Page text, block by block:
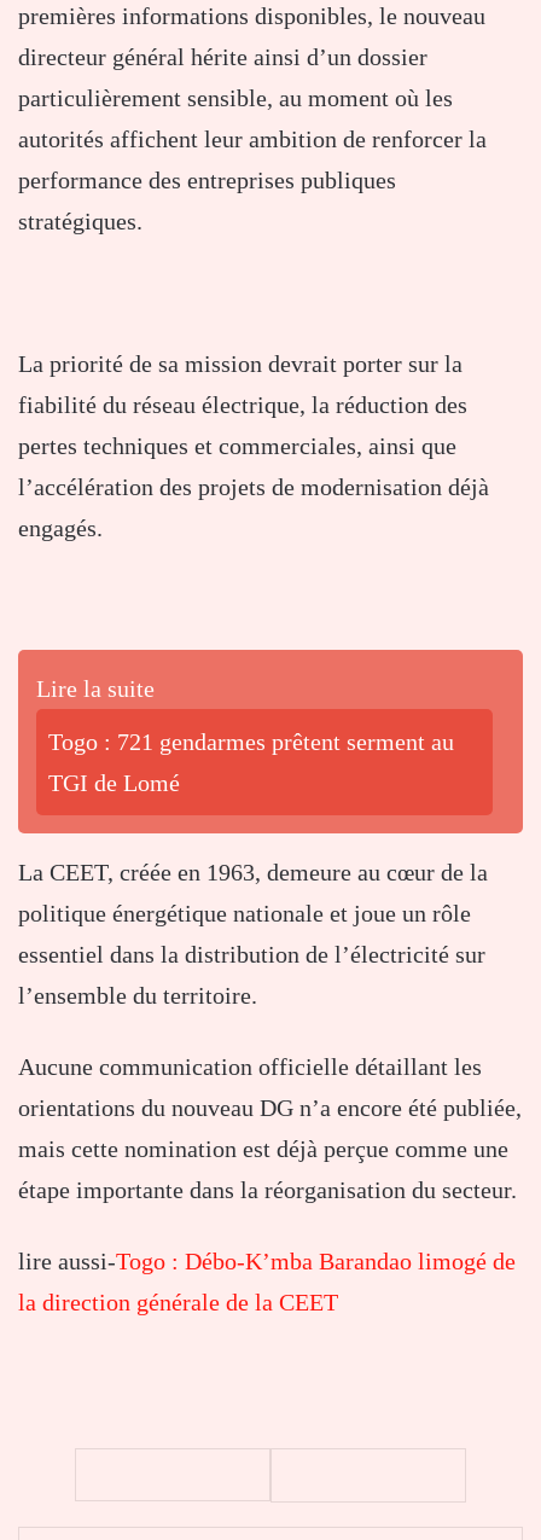
premières informations disponibles, le nouveau
directeur général hérite ainsi d’un dossier
particulièrement sensible, au moment où les
autorités affichent leur ambition de renforcer la
performance des entreprises publiques
stratégiques.
La priorité de sa mission devrait porter sur la
fiabilité du réseau électrique, la réduction des
pertes techniques et commerciales, ainsi que
l’accélération des projets de modernisation déjà
engagés.
Lire la suite
Togo : 721 gendarmes prêtent serment au
TGI de Lomé
La CEET, créée en 1963, demeure au cœur de la
politique énergétique nationale et joue un rôle
essentiel dans la distribution de l’électricité sur
l’ensemble du territoire.
Aucune communication officielle détaillant les
orientations du nouveau DG n’a encore été publiée,
mais cette nomination est déjà perçue comme une
étape importante dans la réorganisation du secteur.
lire aussi-Togo : Débo-K’mba Barandao limogé de
la direction générale de la CEET